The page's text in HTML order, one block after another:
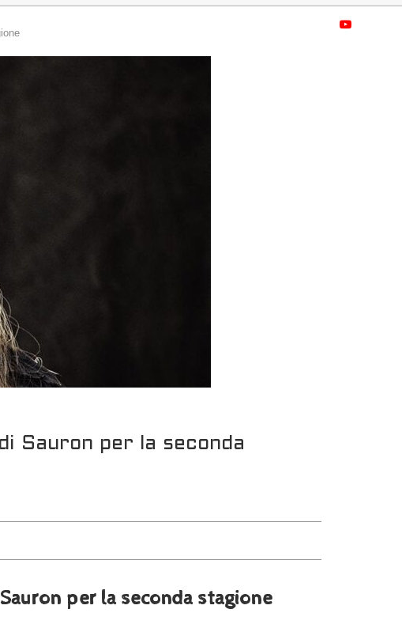
Sauron per la seconda
per la seconda stagione